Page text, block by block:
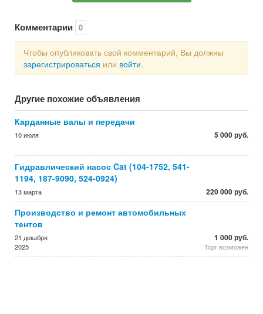
Комментарии 0
Чтобы опубликовать свой комментарий, Вы должны
зарегистрироваться или войти.
Другие похожие объявления
Карданные валы и передачи
10 июля 5 000 руб.
Гидравлический насос Cat (104-1752, 541-
1194, 187-9090, 524-0924)
13 марта 220 000 руб.
Производство и ремонт автомобильных
тентов
21 декабря
2025
1 000 руб.
Торг возможен